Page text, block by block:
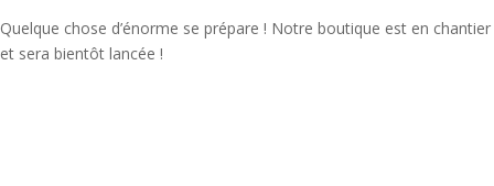
Quelque chose d’énorme se prépare ! Notre boutique est en chantier
et sera bientôt lancée !